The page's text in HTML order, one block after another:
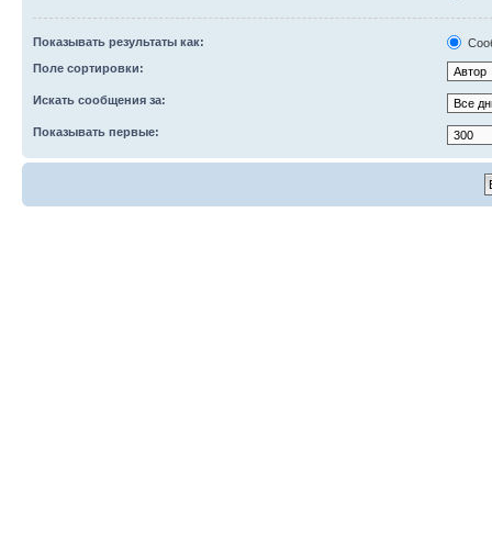
Показывать результаты как:
Поле сортировки:
Искать сообщения за:
Показывать первые: